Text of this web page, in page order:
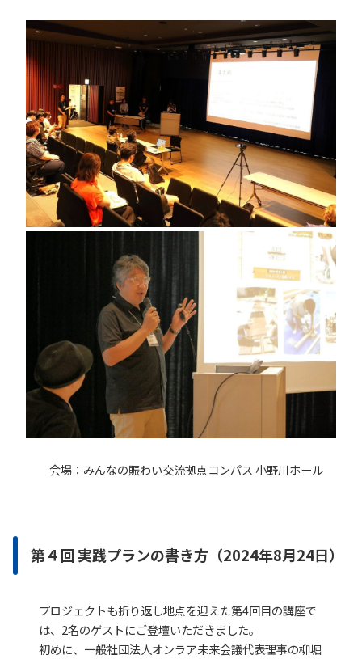
会場：みんなの賑わい交流拠点コンパス 小野川ホール
第４回 実践プランの書き方（2024年8月24日）
プロジェクトも折り返し地点を迎えた第4回目の講座で
は、2名のゲストにご登壇いただきました。
初めに、一般社団法人オンラア未来会議代表理事の柳堀